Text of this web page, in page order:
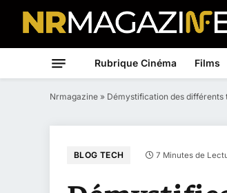
Rubrique Cinéma Films
Nrmagazine » Démystification des différents
BLOG TECH 7 Minutes de